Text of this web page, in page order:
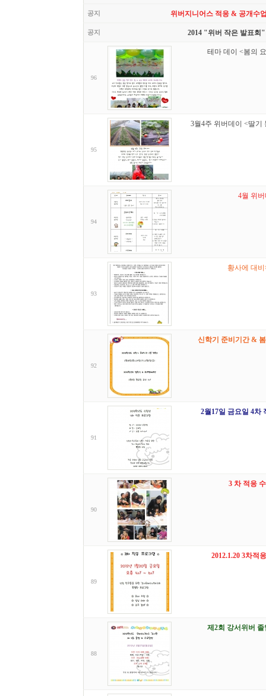
공지 위버지니어스 적응 & 공개수
공지 2014 "위버 작은 발표회"
96
테마 데이 <봄의
95
3월4주 위버데이 <딸기
94
4월 위
93
황사에 대
92
신학기 준비기간 &
91
2월17일 금요일 4차
90
3 차 적응
89
2012.1.20 3차적
88
제2회 강서위버